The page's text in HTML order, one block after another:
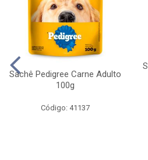
Sachê Pedigree Carne Adulto
100g
Código: 41137